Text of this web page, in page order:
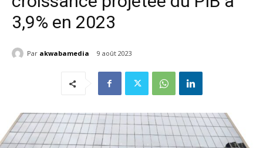
3,9% en 2023
Par akwabamedia 9 août 2023